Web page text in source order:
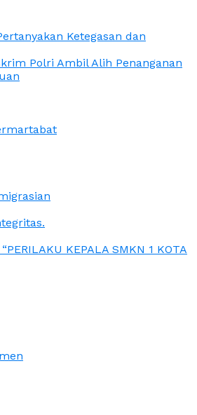
Ketegasan dan
Polri Ambil Alih Penanganan
KEPALA SMKN 1 KOTA